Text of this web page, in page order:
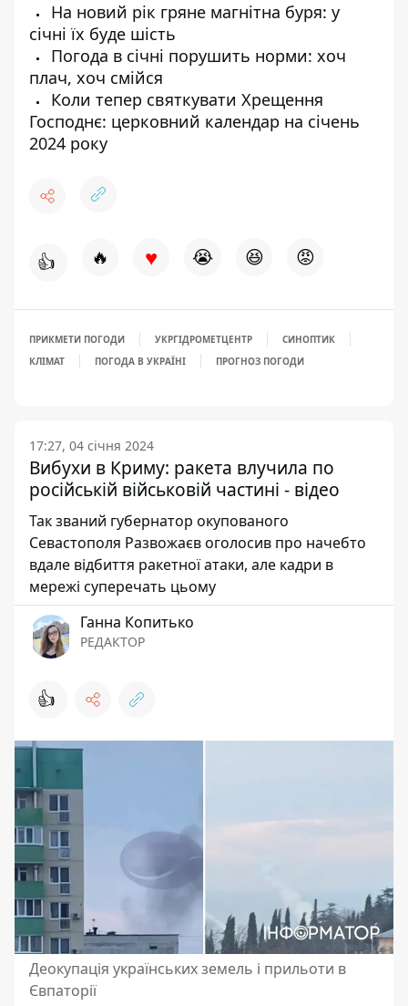
На новий рік гряне магнітна буря: у
січні їх буде шість
Погода в січні порушить норми: хоч
плач, хоч смійся
Коли тепер святкувати Хрещення
Господнє: церковний календар на січень
2024 року
👍 🔥 ♥ 😭 😆 😡
ПРИКМЕТИ ПОГОДИ УКРГІДРОМЕТЦЕНТР
СИНОПТИК
КЛІМАТ
ПОГОДА В УКРАЇНІ ПРОГНОЗ ПОГОДИ
17:27, 04 січня 2024
Вибухи в Криму: ракета влучила по
російській військовій частині - відео
Так званий губернатор окупованого
Севастополя Развожаєв оголосив про начебто
вдале відбиття ракетної атаки, але кадри в
мережі суперечать цьому
Ганна Копитько
РЕДАКТОР
👍
Деокупація українських земель і прильоти в
Євпаторії